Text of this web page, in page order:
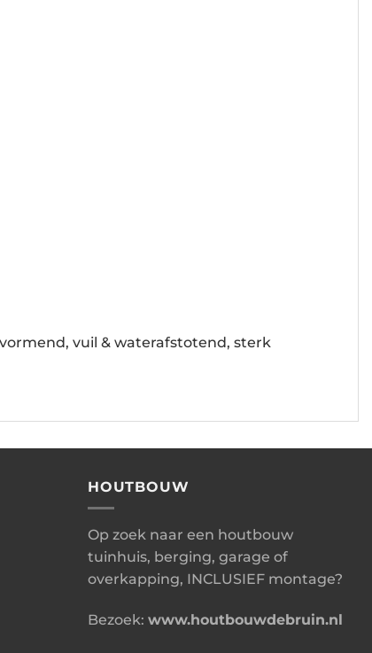
vuil & waterafstotend, sterk
HOUTBOUW
Op zoek naar een houtbouw
tuinhuis, berging, garage of
overkapping, INCLUSIEF montage?
Bezoek: www.houtbouwdebruin.nl